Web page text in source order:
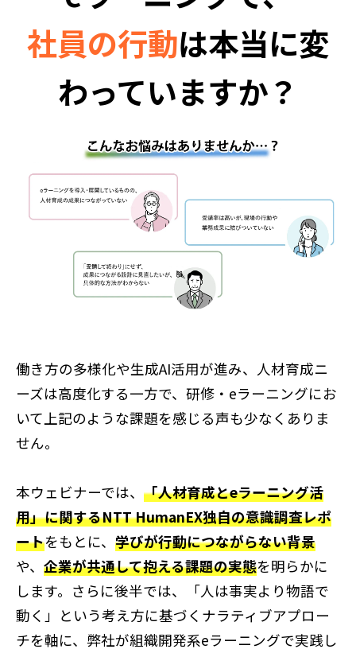
社員の行動は本当に変
わっていますか？
働き方の多様化や生成AI活用が進み、人材育成ニ
ーズは高度化する一方で、研修・eラーニングにお
いて上記のような課題を感じる声も少なくありま
せん。​
本ウェビナーでは、 「人材育成とeラーニング活
用」に関するNTT HumanEX独自の意識調査レポ
ートをもとに、 学びが行動につながらない背景
や、 企業が共通して抱える課題の実態を明らかに
します。さらに後半では、「人は事実より物語で
動く」という考え方に基づくナラティブアプロー
チを軸に、弊社が組織開発系eラーニングで実践し